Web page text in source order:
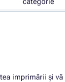
imprimării și vă